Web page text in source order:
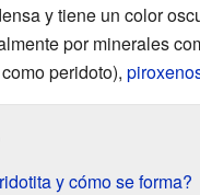
y tiene un color
por minerales
peridoto),
y cómo se forma?